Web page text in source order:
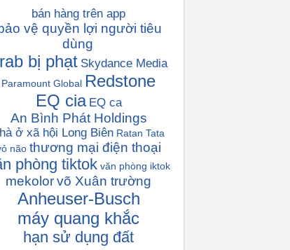
bán hàng trên app
bảo vệ quyền lợi người tiêu
dùng
bị phạt Skydance Media
Paramount Global Redstone
EQ cia EQ ca
An Bình Phát Holdings
ở xã hội Long Biên Ratan Tata
não thương mại điện thoại
phòng tiktok văn phòng iktok
mekolorvõ Xuân trường
Anheuser-Busch
máy quang khắc
hạn sử dụng đất